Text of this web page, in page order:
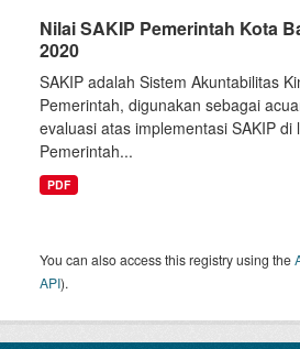
Nilai SAKIP Pemerintah Kota
2020
SAKIP adalah Sistem Akuntabilitas
Pemerintah, digunakan sebagai
evaluasi atas implementasi SAKIP di
Pemerintah...
PDF
You can also access this registry using the
API).